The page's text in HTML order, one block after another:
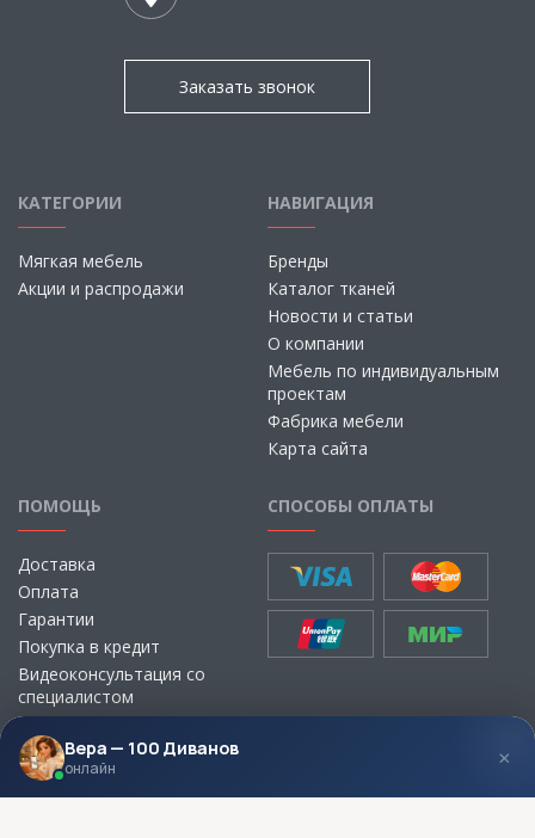
Заказать звонок
КАТЕГОРИИ
Мягкая мебель
Акции и распродажи
НАВИГАЦИЯ
Бренды
Каталог тканей
Новости и статьи
О компании
Мебель по индивидуальным
проектам
Фабрика мебели
Карта сайта
ПОМОЩЬ
Доставка
Оплата
Гарантии
Покупка в кредит
Видеоконсультация со
специалистом
Выбор ткани для мебели без
визита в магазин
СПОСОБЫ ОПЛАТЫ
МЫ В СОЦСЕТЯХ КОНТАКТЫ
Вера — 100 Диванов
онлайн ×